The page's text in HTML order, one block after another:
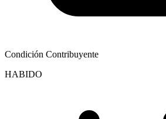
Condición Contribuyente
HABIDO